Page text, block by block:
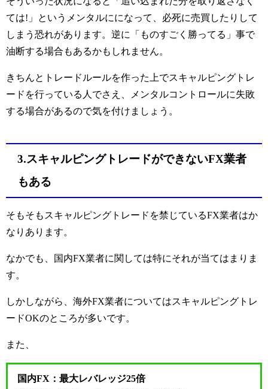
ては!」というメンタルにになって、必死に売買したりして
しまう恐れがあります。逆に「ものすごく勝ってる」事で
油断する場合もあるかもしれません。
きちんとトレードルールを作った上でスキャルピングトレ
ードを行っている人でさえ、メンタルコントロールに失敗
する場合があるので気を付けましょう。
3.スキャルピングトレードができないFX業者
もある
そもそもスキャルピングトレードを禁じているFX業者はか
なりあります。
なかでも、国内FX業者に関しては特にそれが当てはまりま
す。
しかしながら、海外FX業者についてはスキャルピングトレ
ードOKのところが多いです。
また、
国内FX：最大レバレッジ25倍